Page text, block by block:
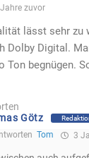
zuvor
lässt sehr zu
Dolby Digital.
Ton begnügen.
Götz
Tom 3